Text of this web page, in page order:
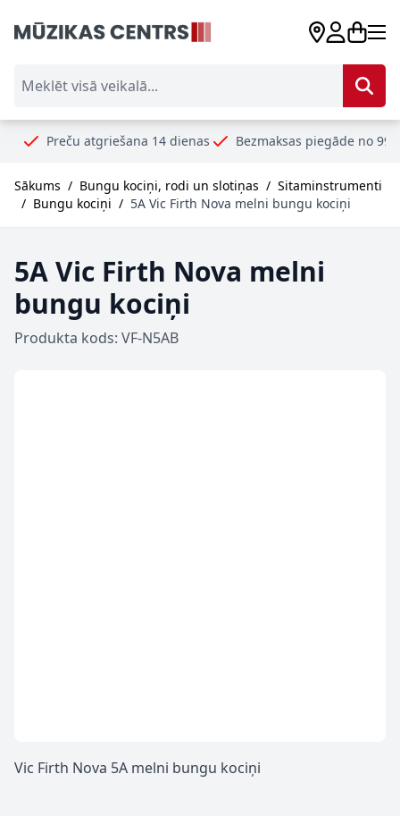
atgriešana 14 dienas Bezmaksas piegāde no 99€ Droši
Sākums / Bungu kociņi, rodi un slotiņas / Sitaminstrumenti
/ Bungu kociņi / 5A Vic Firth Nova melni bungu kociņi
5A Vic Firth Nova melni
bungu kociņi
Produkta kods: VF-N5AB
Vic Firth Nova 5A melni bungu kociņi